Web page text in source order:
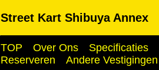
Street Kart Shibuya Annex
TOP Over Ons Specificaties
Reserveren
Andere Vestigingen